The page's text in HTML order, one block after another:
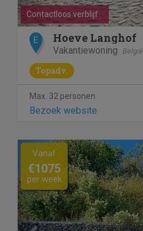
Contactloos verblijf
E Hoeve Langhof
Vakantiewoning België
Topadv.
Max. 32 personen
Bezoek website
Previous
Vanaf
€1075
per week